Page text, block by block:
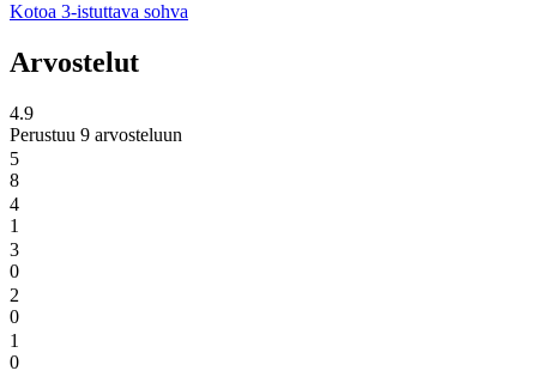
Kotoa 3-istuttava sohva
Arvostelut
4.9
Perustuu 9 arvosteluun
5
8
4
1
3
0
2
0
1
0